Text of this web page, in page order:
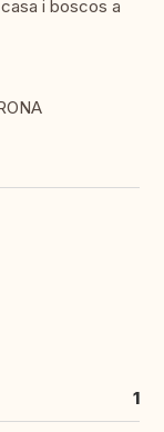
i boscos a
1